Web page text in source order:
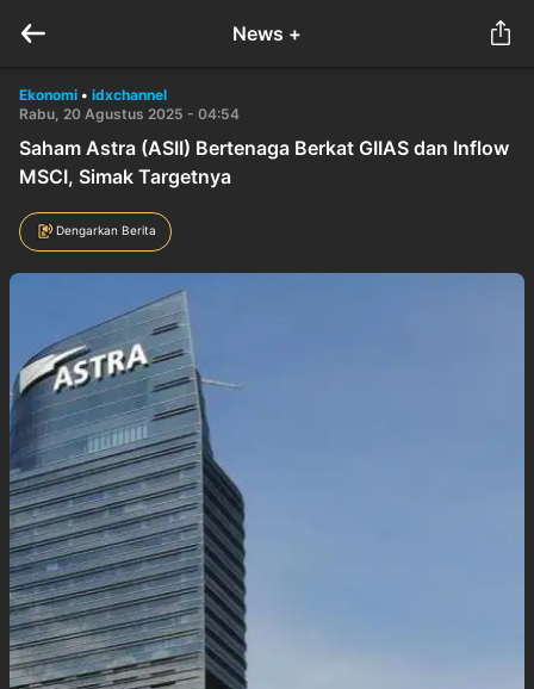
News +
Ekonomi • idxchannel
Rabu, 20 Agustus 2025 - 04:54
Saham Astra (ASII) Bertenaga Berkat GIIAS dan Inflow
MSCI, Simak Targetnya
Dengarkan Berita